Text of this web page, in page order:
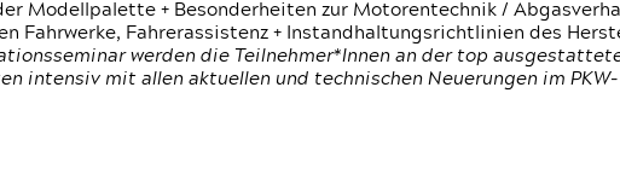
Modellpalette + Besonderheiten zur Motorentechnik /
Fahrwerke, Fahrerassistenz + Instandhaltungsrichtlinien des
werden die Teilnehmer*Innen an der top
intensiv mit allen aktuellen und technischen Neuerungen im